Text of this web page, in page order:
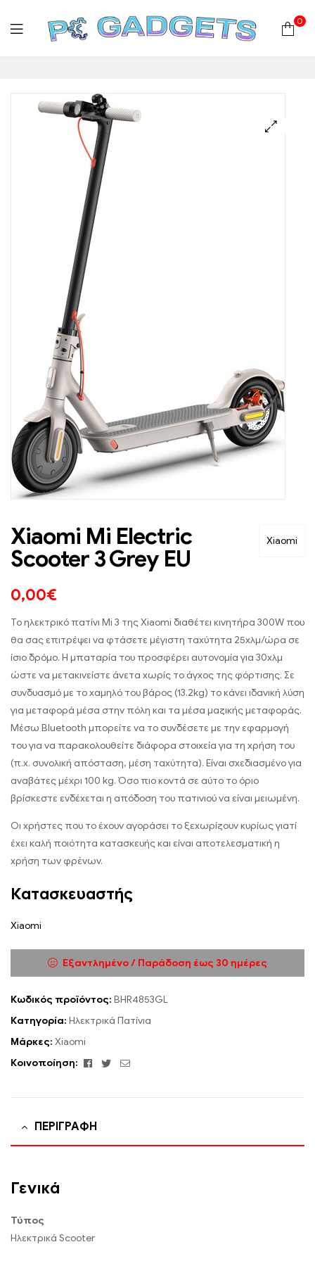
Gadgets
Plus
Hardware
Αναλώσιμα
0
Xiaomi
Xiaomi Mi Electric
Scooter 3 Grey EU
0,00€
Το ηλεκτρικό πατίνι Mi 3 της Xiaomi διαθέτει κινητήρα 300W που
θα σας επιτρέψει να φτάσετε μέγιστη ταχύτητα 25χλμ/ώρα σε
ίσιο δρόμο. Η μπαταρία του προσφέρει αυτονομία για 30χλμ
ώστε να μετακινείστε άνετα χωρίς το άγχος της φόρτισης. Σε
συνδυασμό με το χαμηλό του βάρος (13.2kg) το κάνει ιδανική λύση
για μεταφορά μέσα στην πόλη και τα μέσα μαζικής μεταφοράς.
Μέσω Bluetooth μπορείτε να το συνδέσετε με την εφαρμογή
του για να παρακολουθείτε διάφορα στοιχεία για τη χρήση του
(π.χ. συνολική απόσταση, μέση ταχύτητα). Είναι σχεδιασμένο για
αναβάτες μέχρι 100 kg. Όσο πιο κοντά σε αύτο το όριο
βρίσκεστε ενδέχεται η απόδοση του πατινιού να είναι μειωμένη.
Οι χρήστες που το έχουν αγοράσει το ξεχωρίζουν κυρίως γιατί
έχει καλή ποιότητα κατασκευής και είναι αποτελεσματική η
χρήση των φρένων.
Κατασκευαστής
Xiaomi
Εξαντλημένο / Παράδοση έως 30 ημέρες
Κωδικός προϊόντος: BHR4853GL
Κατηγορία: Ηλεκτρικά Πατίνια
Μάρκες: Xiaomi
Κοινοποίηση:
Facebook
TwitterEmail
ΠΕΡΙΓΡΑΦΉ
Γενικά
Τύπος
Ηλεκτρικά Scooter